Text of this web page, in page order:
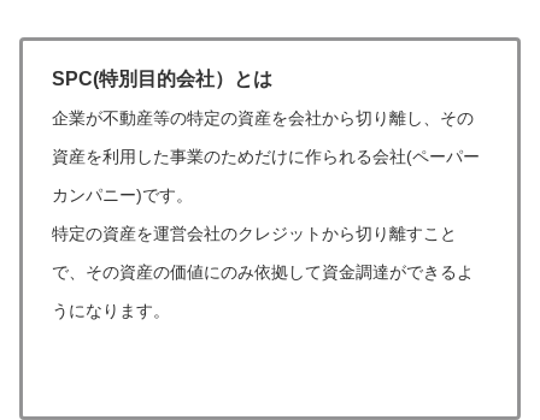
SPC(特別目的会社）とは
企業が不動産等の特定の資産を会社から切り離し、その
資産を利用した事業のためだけに作られる会社(ペーパー
カンパニー)です。
特定の資産を運営会社のクレジットから切り離すこと
で、その資産の価値にのみ依拠して資金調達ができるよ
うになります。